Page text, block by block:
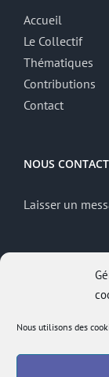
Nous utilisons des
Accueil
Le Collectif
Thématiques
Contributions
Contact
NOUS
Laisser un
Mentions
Politique de